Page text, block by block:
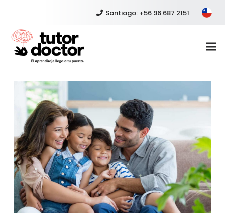
Santiago: +56 96 687 2151